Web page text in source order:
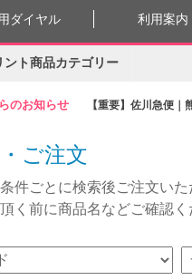
のお知らせ 【重要】佐川急便
ダイヤル 利用案内
ント商品カテゴリー
ご注文
件ごとに検索後ご注文いた
く前に商品名などご確認く